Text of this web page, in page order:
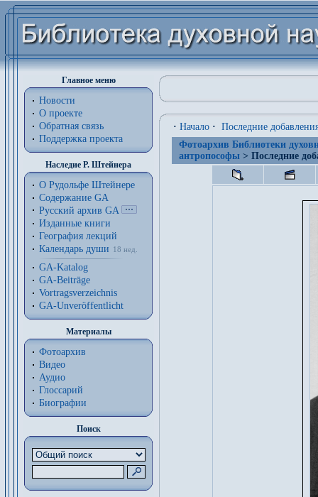
Главное меню
Новости
О проекте
Обратная связь
Поддержка проекта
Наследие Р. Штейнера
О Рудольфе Штейнере
Содержание GA
Русский архив GA
Изданные книги
География лекций
Календарь души
18 нед.
GA-Katalog
GA-Beiträge
Vortragsverzeichnis
GA-Unveröffentlicht
Материалы
Фотоархив
Видео
Аудио
Глоссарий
Биографии
Поиск
· Начало · Последние
Фотоархив Библиотеки
антропософы > Последние